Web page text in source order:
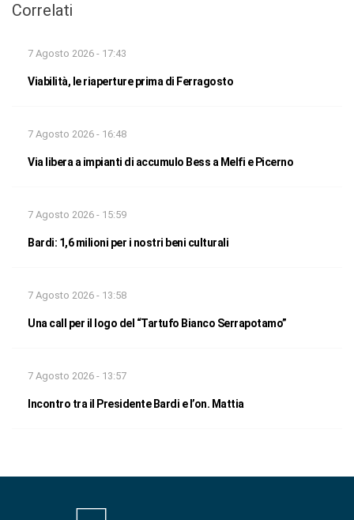
Correlati
7 Agosto 2026 - 17:43
Viabilità, le riaperture prima di Ferragosto
7 Agosto 2026 - 16:48
Via libera a impianti di accumulo Bess a Melfi e Picerno
7 Agosto 2026 - 15:59
Bardi: 1,6 milioni per i nostri beni culturali
7 Agosto 2026 - 13:58
Una call per il logo del “Tartufo Bianco Serrapotamo”
7 Agosto 2026 - 13:57
Incontro tra il Presidente Bardi e l’on. Mattia